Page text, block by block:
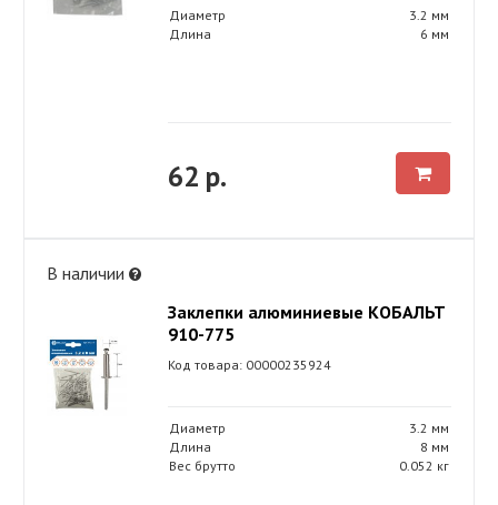
Диаметр
3.2 мм
Длина
6 мм
62 р.
В наличии
Заклепки алюминиевые КОБАЛЬТ
910-775
Код товара: 00000235924
Диаметр
3.2 мм
Длина
8 мм
Вес брутто
0.052 кг